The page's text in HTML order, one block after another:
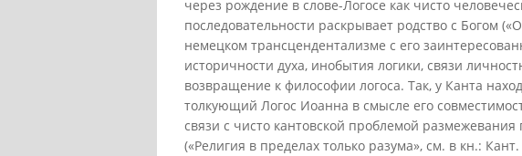
через рождение в слове-Логосе как чисто
последовательности раскрывает родство с Богом
немецком трансцендентализме с его
историчности духа, инобытия логики, связи
возвращение к философии логоса. Так, у Канта
толкующий Логос Иоанна в смысле его
связи с чисто кантовской проблемой размежевания
(«Религия в пределах только разума», см. в кн.: